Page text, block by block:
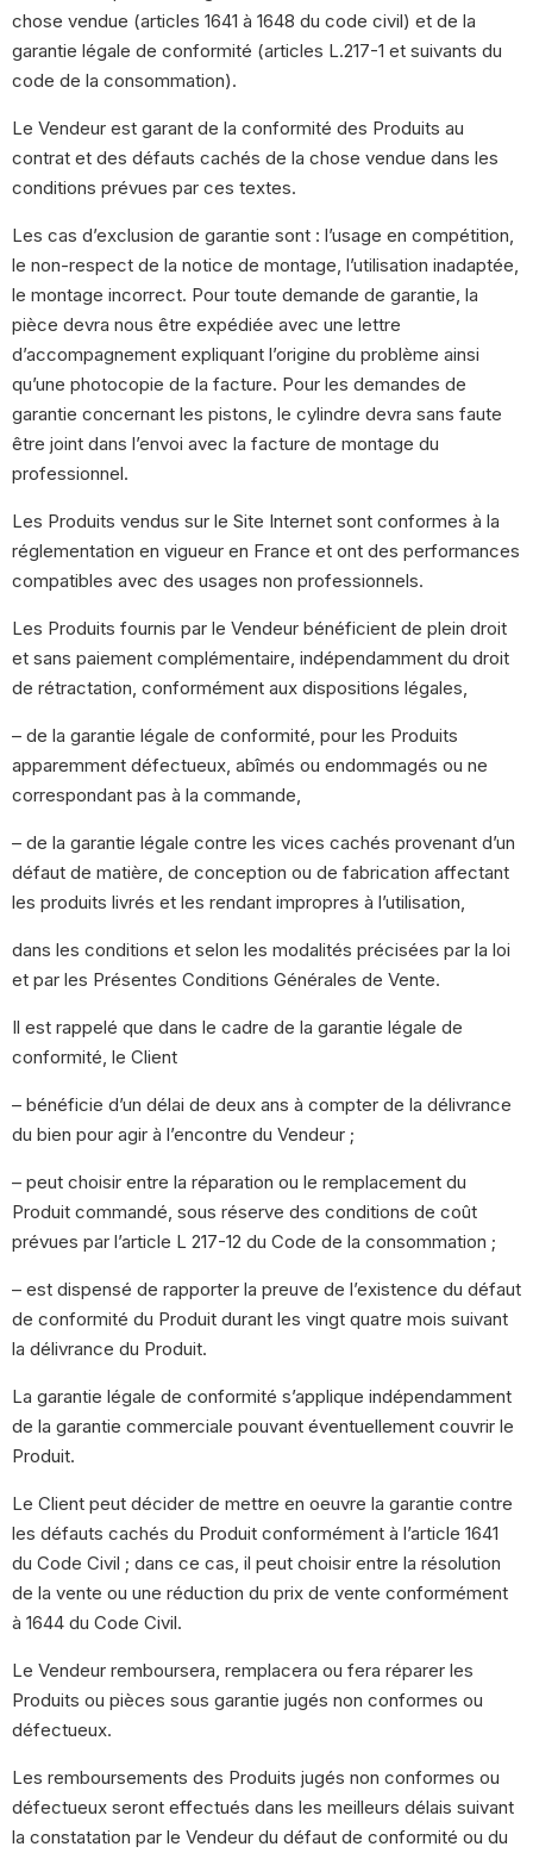
chose vendue (articles 1641 à 1648 du code civil) et de la
garantie légale de conformité (articles L.217-1 et suivants du
code de la consommation).
Le Vendeur est garant de la conformité des Produits au
contrat et des défauts cachés de la chose vendue dans les
conditions prévues par ces textes.
Les cas d’exclusion de garantie sont : l’usage en compétition,
le non-respect de la notice de montage, l’utilisation inadaptée,
le montage incorrect. Pour toute demande de garantie, la
pièce devra nous être expédiée avec une lettre
d’accompagnement expliquant l’origine du problème ainsi
qu’une photocopie de la facture. Pour les demandes de
garantie concernant les pistons, le cylindre devra sans faute
être joint dans l’envoi avec la facture de montage du
professionnel.
Les Produits vendus sur le Site Internet sont conformes à la
réglementation en vigueur en France et ont des performances
compatibles avec des usages non professionnels.
Les Produits fournis par le Vendeur bénéficient de plein droit
et sans paiement complémentaire, indépendamment du droit
de rétractation, conformément aux dispositions légales,
– de la garantie légale de conformité, pour les Produits
apparemment défectueux, abîmés ou endommagés ou ne
correspondant pas à la commande,
– de la garantie légale contre les vices cachés provenant d’un
défaut de matière, de conception ou de fabrication affectant
les produits livrés et les rendant impropres à l’utilisation,
dans les conditions et selon les modalités précisées par la loi
et par les Présentes Conditions Générales de Vente.
Il est rappelé que dans le cadre de la garantie légale de
conformité, le Client
– bénéficie d’un délai de deux ans à compter de la délivrance
du bien pour agir à l’encontre du Vendeur ;
– peut choisir entre la réparation ou le remplacement du
Produit commandé, sous réserve des conditions de coût
prévues par l’article L 217-12 du Code de la consommation ;
– est dispensé de rapporter la preuve de l’existence du défaut
de conformité du Produit durant les vingt quatre mois suivant
la délivrance du Produit.
La garantie légale de conformité s’applique indépendamment
de la garantie commerciale pouvant éventuellement couvrir le
Produit.
Le Client peut décider de mettre en oeuvre la garantie contre
les défauts cachés du Produit conformément à l’article 1641
du Code Civil ; dans ce cas, il peut choisir entre la résolution
de la vente ou une réduction du prix de vente conformément
à 1644 du Code Civil.
Le Vendeur remboursera, remplacera ou fera réparer les
Produits ou pièces sous garantie jugés non conformes ou
défectueux.
Les remboursements des Produits jugés non conformes ou
défectueux seront effectués dans les meilleurs délais suivant
la constatation par le Vendeur du défaut de conformité ou du